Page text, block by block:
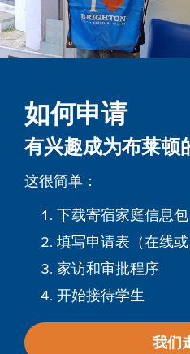
如何申请
有兴趣成为布莱顿
这很简单：
下载寄宿家庭信息包
填写申请表（在线或
家访和审批程序
开始接待学生
我们